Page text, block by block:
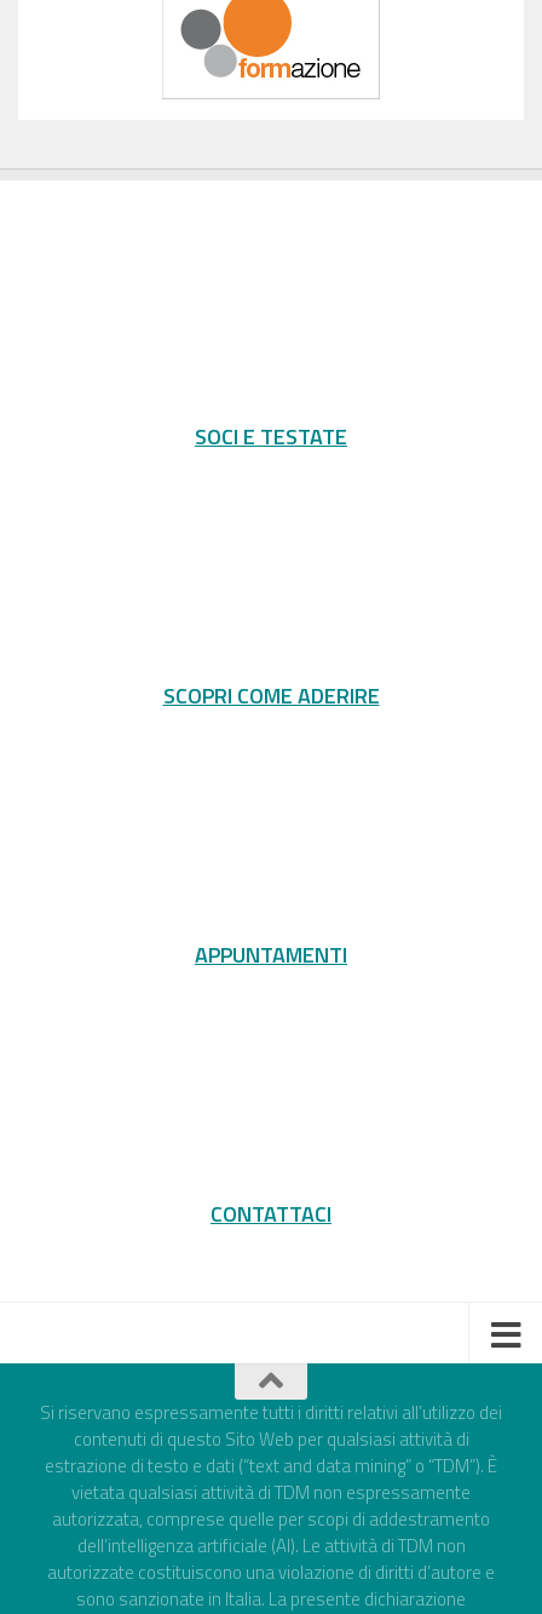
SOCI E TESTATE
SCOPRI COME ADERIRE
APPUNTAMENTI
CONTATTACI
Si riservano espressamente tutti i diritti relativi all’utilizzo dei
contenuti di questo Sito Web per qualsiasi attività di
estrazione di testo e dati (“text and data mining” o “TDM”). È
vietata qualsiasi attività di TDM non espressamente
autorizzata, comprese quelle per scopi di addestramento
dell’intelligenza artificiale (AI). Le attività di TDM non
autorizzate costituiscono una violazione di diritti d’autore e
sono sanzionate in Italia. La presente dichiarazione